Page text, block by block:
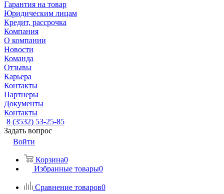
Гарантия на товар
Юридическим лицам
Кредит, рассрочка
Компания
О компании
Новости
Команда
Отзывы
Карьера
Контакты
Партнеры
Документы
Контакты
8 (3532) 53-25-85
Задать вопрос
Войти
Корзина0
Избранные товары0
Сравнение товаров0